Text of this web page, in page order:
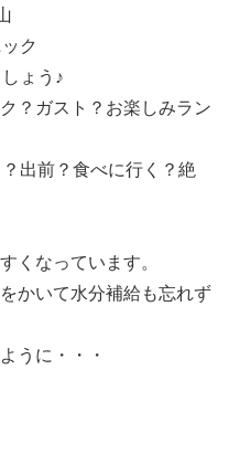
ク
ょう♪
？ガスト？お楽しみラン
出前？食べに行く？絶
くなっています。
かいて水分補給も忘れず
うに・・・